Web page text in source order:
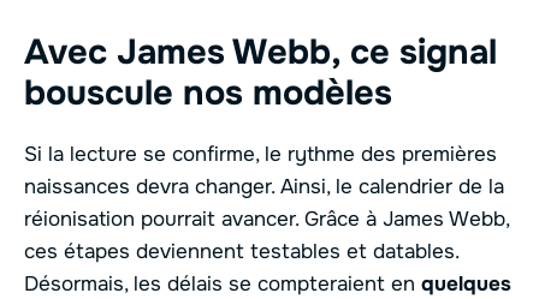
Avec James Webb, ce signal
bouscule nos modèles
Si la lecture se confirme, le rythme des premières
naissances devra changer. Ainsi, le calendrier de la
réionisation pourrait avancer. Grâce à James Webb,
ces étapes deviennent testables et datables.
Désormais, les délais se compteraient en quelques